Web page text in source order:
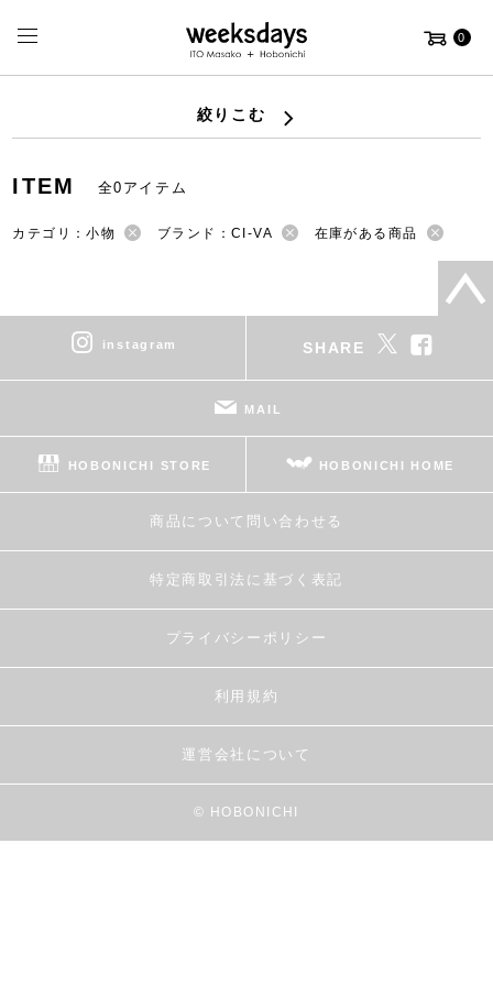
0
絞りこむ
ITEM 全0アイテム
カテゴリ：小物 ブランド：CI-VA 在庫がある商品
instagram SHARE
MAIL
HOBONICHI STORE HOBONICHI HOME
商品について問い合わせる
特定商取引法に基づく表記
プライバシーポリシー
利用規約
運営会社について
© HOBONICHI